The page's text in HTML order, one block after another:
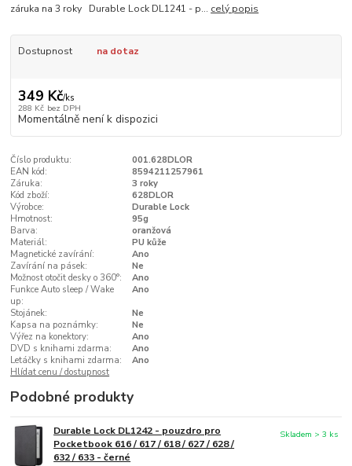
záruka na 3 roky Durable Lock DL1241 - p... celý popis
Dostupnost na dotaz
349 Kč/ks
288 Kč bez DPH
Momentálně není k dispozici
Číslo produktu:
001.628DLOR
EAN kód:
8594211257961
Záruka:
3 roky
Kód zboží:
628DLOR
Výrobce:
Durable Lock
Hmotnost:
95g
Barva:
oranžová
Materiál:
PU kůže
Magnetické zavírání:
Ano
Zavírání na pásek:
Ne
Možnost otočit desky o 360°:
Ano
Funkce Auto sleep / Wake
up:
Ano
Stojánek:
Ne
Kapsa na poznámky:
Ne
Výřez na konektory:
Ano
DVD s knihami zdarma:
Ano
Letáčky s knihami zdarma:
Ano
Hlídat cenu / dostupnost
Podobné produkty
Durable Lock DL1242 - pouzdro pro
Pocketbook 616 / 617 / 618 / 627 / 628 /
632 / 633 - černé
Skladem > 3 ks